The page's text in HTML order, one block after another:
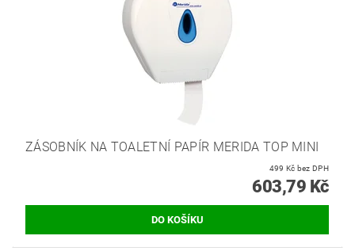
ZÁSOBNÍK NA TOALETNÍ PAPÍR MERIDA TOP MINI
499 Kč bez DPH
603,79 Kč